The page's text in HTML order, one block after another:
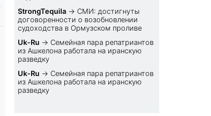
StrongTequila → СМИ: достигнуты
договоренности о возобновлении
судоходства в Ормузском проливе
Uk-Ru → Семейная пара репатриантов
из Ашкелона работала на иранскую
разведку
Uk-Ru → Семейная пара репатриантов
из Ашкелона работала на иранскую
разведку